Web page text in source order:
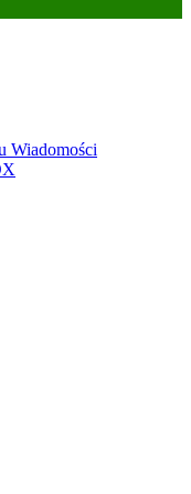
Wiadomości